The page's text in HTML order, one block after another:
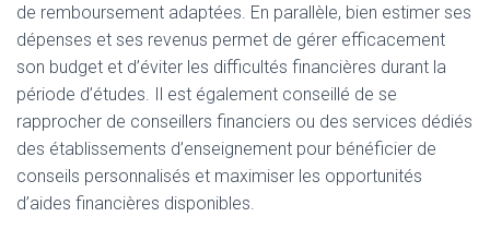
de remboursement adaptées. En parallèle, bien estimer ses
dépenses et ses revenus permet de gérer efficacement
son budget et d’éviter les difficultés financières durant la
période d’études. Il est également conseillé de se
rapprocher de conseillers financiers ou des services dédiés
des établissements d’enseignement pour bénéficier de
conseils personnalisés et maximiser les opportunités
d’aides financières disponibles.